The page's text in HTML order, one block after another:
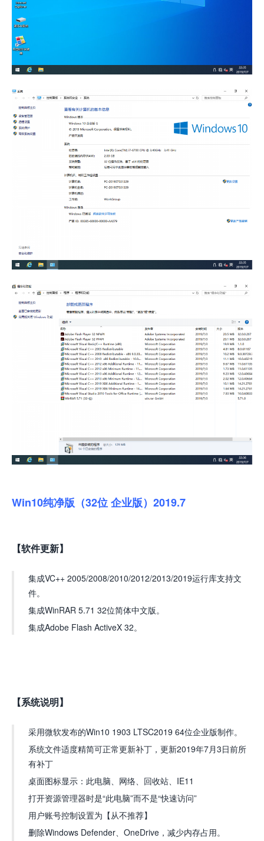
Win10纯净版（32位 企业版）2019.7
【软件更新】
集成VC++ 2005/2008/2010/2012/2013/2019运行库支持文
件。
集成WinRAR 5.71 32位简体中文版。
集成Adobe Flash ActiveX 32。
【系统说明】
采用微软发布的Win10 1903 LTSC2019 64位企业版制作。
系统文件适度精简可正常更新补丁，更新2019年7月3日前所
有补丁
桌面图标显示：此电脑、网络、回收站、IE11
打开资源管理器时是“此电脑”而不是“快速访问”
用户账号控制设置为【从不推荐】
删除Windows Defender、OneDrive，减少内存占用。